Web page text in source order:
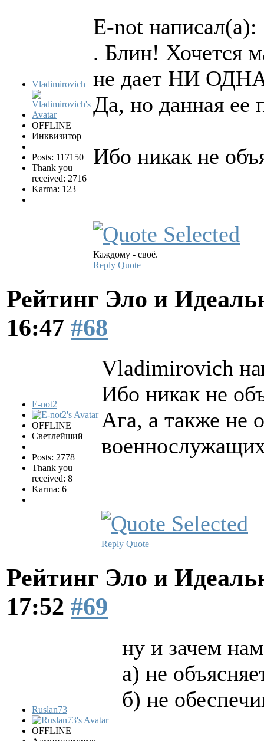
Vladimirovich
OFFLINE
Инквизитор
Posts: 117150
Thank you
received: 2716
Karma: 123
E-not написал(а):
. Блин! Хочется
не дает НИ ОДНА
Да, но данная ее
Ибо никак не
Каждому - своё.
Reply Quote
Рейтинг Эло и
16:47 #68
E-not2
OFFLINE
Светлейший
Posts: 2778
Thank you
received: 8
Karma: 6
Vladimirovich
Ибо никак не
Ага, а также не
Reply Quote
Рейтинг Эло и
17:52 #69
Ruslan73
OFFLINE
ну и зачем
а) не
б) не